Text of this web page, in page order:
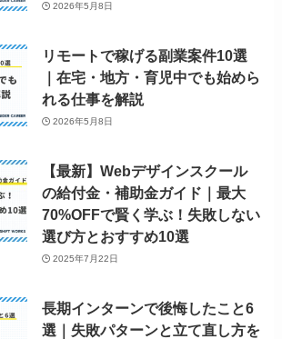
2026年5月8日
リモートで稼げる副業案件10選
｜在宅・地方・育児中でも始めら
れる仕事を解説
2026年5月8日
【最新】Webデザインスクール
の給付金・補助金ガイド｜最大
70%OFFで賢く学ぶ！失敗しない
選び方とおすすめ10選
2025年7月22日
長期インターンで後悔したこと6
選｜失敗パターンと立て直し方を